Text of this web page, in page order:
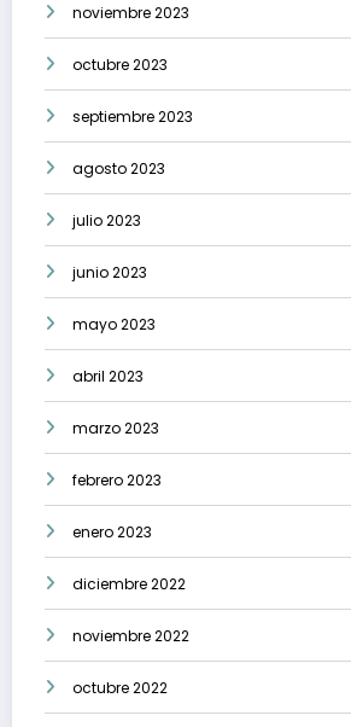
noviembre 2023
octubre 2023
septiembre 2023
agosto 2023
julio 2023
junio 2023
mayo 2023
abril 2023
marzo 2023
febrero 2023
enero 2023
diciembre 2022
noviembre 2022
octubre 2022